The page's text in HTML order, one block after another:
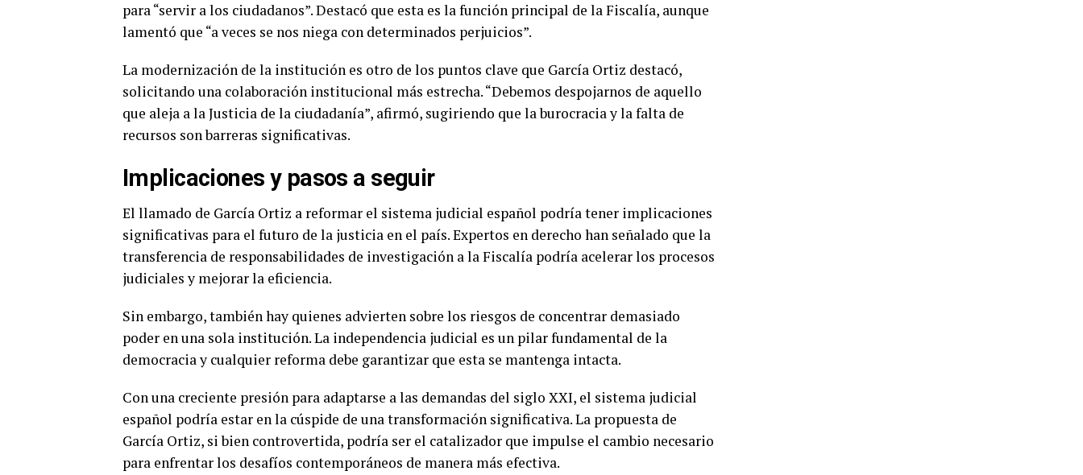
para “servir a los ciudadanos”. Destacó que esta es la función principal de la Fiscalía, aunque
lamentó que “a veces se nos niega con determinados perjuicios”.
La modernización de la institución es otro de los puntos clave que García Ortiz destacó,
solicitando una colaboración institucional más estrecha. “Debemos despojarnos de aquello
que aleja a la Justicia de la ciudadanía”, afirmó, sugiriendo que la burocracia y la falta de
recursos son barreras significativas.
Implicaciones y pasos a seguir
El llamado de García Ortiz a reformar el sistema judicial español podría tener implicaciones
significativas para el futuro de la justicia en el país. Expertos en derecho han señalado que la
transferencia de responsabilidades de investigación a la Fiscalía podría acelerar los procesos
judiciales y mejorar la eficiencia.
Sin embargo, también hay quienes advierten sobre los riesgos de concentrar demasiado
poder en una sola institución. La independencia judicial es un pilar fundamental de la
democracia y cualquier reforma debe garantizar que esta se mantenga intacta.
Con una creciente presión para adaptarse a las demandas del siglo XXI, el sistema judicial
español podría estar en la cúspide de una transformación significativa. La propuesta de
García Ortiz, si bien controvertida, podría ser el catalizador que impulse el cambio necesario
para enfrentar los desafíos contemporáneos de manera más efectiva.